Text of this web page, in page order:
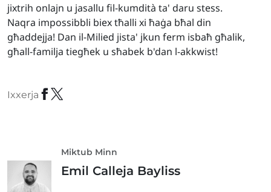
jixtrih onlajn u jasallu fil-kumdità ta' daru stess.
Naqra impossibbli biex tħalli xi ħaġa bħal din
għaddejja! Dan il-Milied jista' jkun ferm isbaħ għalik,
għall-familja tiegħek u sħabek b'dan l-akkwist!
Ixxerja
Miktub Minn
Emil Calleja Bayliss